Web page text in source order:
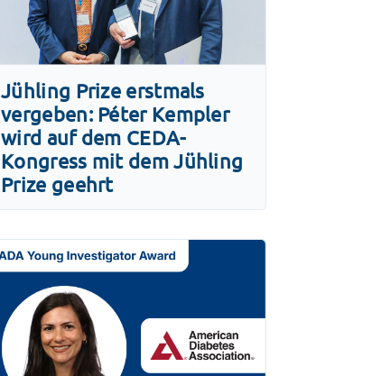
Jühling Prize erstmals
vergeben: Péter Kempler
wird auf dem CEDA-
Kongress mit dem Jühling
Prize geehrt